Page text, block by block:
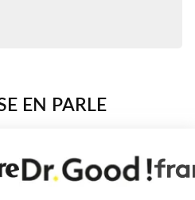
EN PARLE